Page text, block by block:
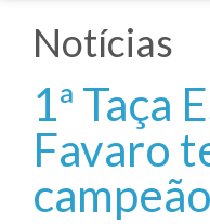
Notícias
1ª Taça
Favaro
campeão